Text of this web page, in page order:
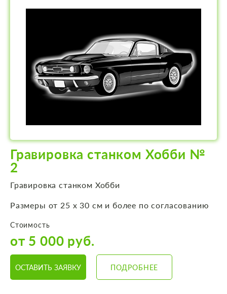
Гравировка станком Хобби №
2
Гравировка станком Хобби
Размеры от 25 х 30 см и более по согласованию
Стоимость
от 5 000 руб.
ОСТАВИТЬ ЗАЯВКУ ПОДРОБНЕЕ